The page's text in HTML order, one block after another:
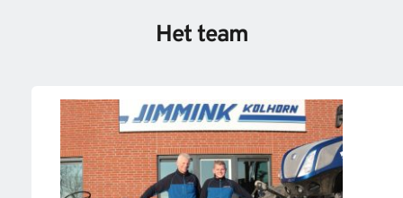
Het team